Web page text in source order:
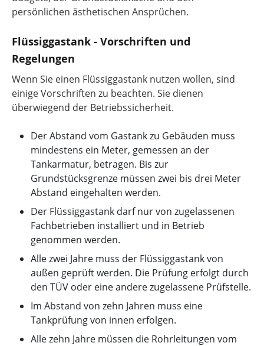
persönlichen ästhetischen Ansprüchen.
Flüssiggastank - Vorschriften und
Regelungen
Wenn Sie einen Flüssiggastank nutzen wollen, sind
einige Vorschriften zu beachten. Sie dienen
überwiegend der Betriebssicherheit.
Der Abstand vom Gastank zu Gebäuden muss
mindestens ein Meter, gemessen an der
Tankarmatur, betragen. Bis zur
Grundstücksgrenze müssen zwei bis drei Meter
Abstand eingehalten werden.
Der Flüssiggastank darf nur von zugelassenen
Fachbetrieben installiert und in Betrieb
genommen werden.
Alle zwei Jahre muss der Flüssiggastank von
außen geprüft werden. Die Prüfung erfolgt durch
den TÜV oder eine andere zugelassene Prüfstelle.
Im Abstand von zehn Jahren muss eine
Tankprüfung von innen erfolgen.
Alle zehn Jahre müssen die Rohrleitungen vom